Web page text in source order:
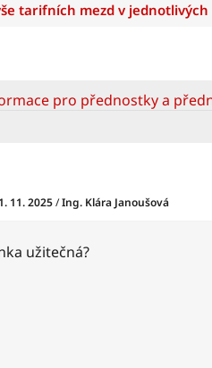
tarifních mezd v
pro přednostky a
11. 2025/Ing. Klára Janoušová
užitečná?